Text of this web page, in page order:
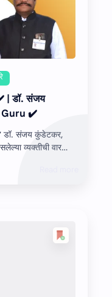
✔️ | डॉ. संजय
Guru ✔️
✔️ डॉ. संजय कुंडेटकर,